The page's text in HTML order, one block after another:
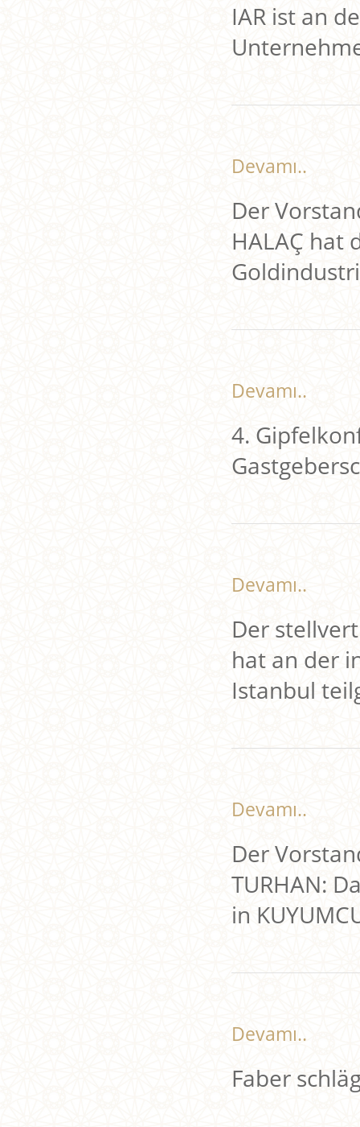
IAR ist an
Devamı..
Der
HALAÇ hat
Devamı..
4.
Devamı..
Der
hat an der
Istanbul
Devamı..
Der
TURHAN:
in
Devamı..
Faber